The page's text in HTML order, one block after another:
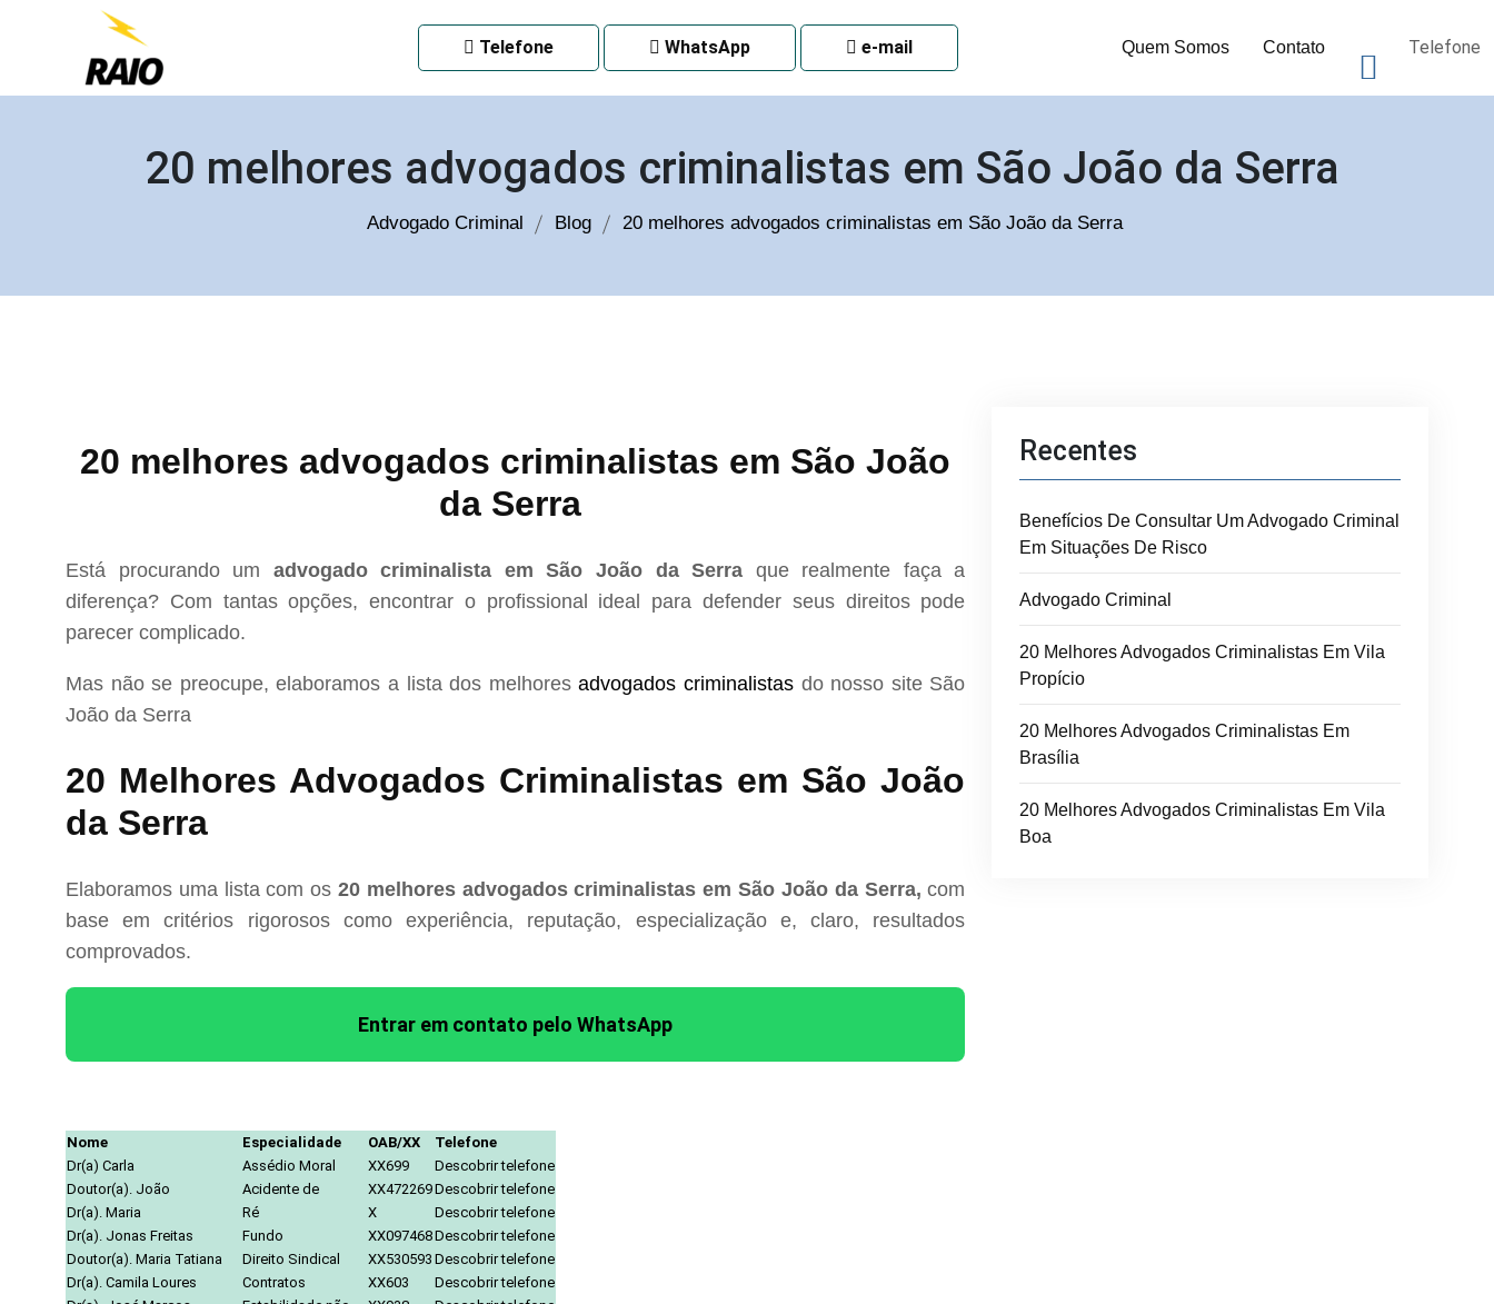
Telefone WhatsApp e-mail Quem Somos Contato Telefone
20 melhores advogados criminalistas em São João da Serra
Advogado Criminal Blog 20 melhores advogados criminalistas em São João da Serra
20 melhores advogados criminalistas em São João
da Serra
Está procurando um advogado criminalista em São João da Serra que realmente faça a
diferença? Com tantas opções, encontrar o profissional ideal para defender seus direitos pode
parecer complicado.
Mas não se preocupe, elaboramos a lista dos melhoresadvogados criminalistasdo nosso site São
João da Serra
20 Melhores Advogados Criminalistas em São João
da Serra
Elaboramos uma lista com os20 melhores advogados criminalistas em São João da Serra, com
base em critérios rigorosos como experiência, reputação, especialização e, claro, resultados
comprovados.
Entrar em contato pelo WhatsApp
Nome Especialidade OAB/XX
Telefone
Dr(a) Carla
Assédio Moral XX699
Descobrir telefone
Doutor(a). João
Acidente de XX472269Descobrir telefone
Dr(a). Maria
Ré X
Descobrir telefone
Dr(a). Jonas Freitas
Fundo XX097468Descobrir telefone
Doutor(a). Maria Tatiana
Direito Sindical XX530593 Descobrir telefone
Dr(a). Camila Loures
Contratos XX603
Descobrir telefone
Recentes
Benefícios De Consultar Um Advogado Criminal
Em Situações De Risco
Advogado Criminal
20 Melhores Advogados Criminalistas Em Vila
Propício
20 Melhores Advogados Criminalistas Em
Brasília
20 Melhores Advogados Criminalistas Em Vila
Boa